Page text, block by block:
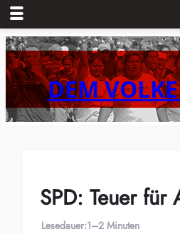
Zum
Inhalt
springenDEM
SPD: Teuer für
Lesedauer:1–2 Minuten